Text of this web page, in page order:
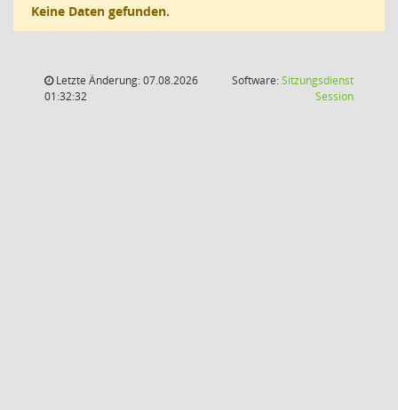
Keine Daten gefunden.
Letzte Änderung: 07.08.2026
01:32:32
Software:Sitzungsdienst
Session(Wird in